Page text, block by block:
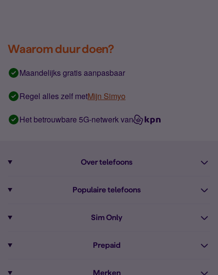
Waarom duur doen?
Maandelijks gratis aanpasbaar
Regel alles zelf metMijn Simyo
Het betrouwbare 5G-netwerk van
Over telefoons
Alle telefoons
Populaire telefoons
iPhone 16
Sim Only
Prepaid
Merken